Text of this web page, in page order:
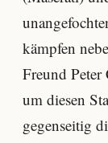
kämpfen
Freund
um diesen
gegenseitig